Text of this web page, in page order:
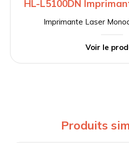
HL-L5100DN
Imprimante Laser
Voir le
Produits